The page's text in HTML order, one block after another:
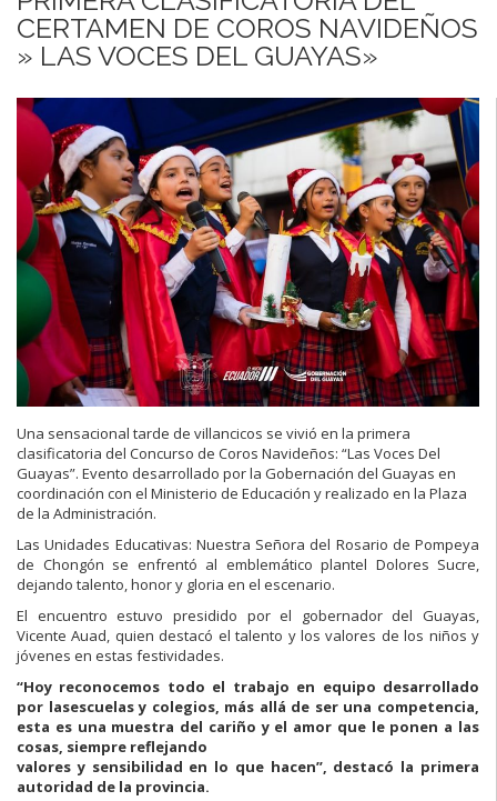
CERTAMEN DE COROS NAVIDEÑOS
» LAS VOCES DEL GUAYAS»
Una sensacional tarde de villancicos se vivió en la primera
clasificatoria del Concurso de Coros Navideños: “Las Voces Del
Guayas”. Evento desarrollado por la Gobernación del Guayas en
coordinación con el Ministerio de Educación y realizado en la Plaza
de la Administración.
Las Unidades Educativas: Nuestra Señora del Rosario de Pompeya
de Chongón se enfrentó al emblemático plantel Dolores Sucre,
dejando talento, honor y gloria en el escenario.
El encuentro estuvo presidido por el gobernador del Guayas,
Vicente Auad, quien destacó el talento y los valores de los niños y
jóvenes en estas festividades.
“Hoy reconocemos todo el trabajo en equipo desarrollado
por lasescuelas y colegios, más allá de ser una competencia,
esta es una muestra del cariño y el amor que le ponen a las
cosas, siempre reflejando
valores y sensibilidad en lo que hacen”, destacó la primera
autoridad de la provincia.